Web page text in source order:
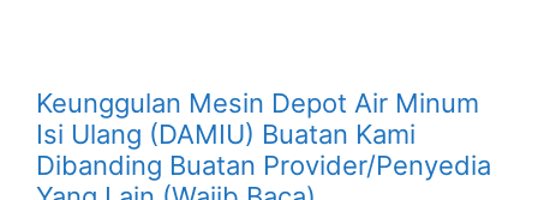
Keunggulan Mesin Depot Air Minum
Isi Ulang (DAMIU) Buatan Kami
Dibanding Buatan Provider/Penyedia